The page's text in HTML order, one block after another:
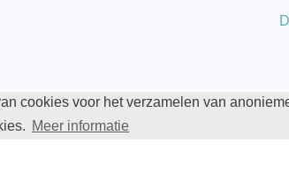
cookies voor het verzamelen van
Meer informatie